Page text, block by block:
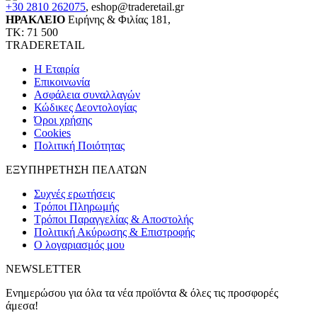
+30 2810 262075, eshop@traderetail.gr
ΗΡΑΚΛΕΙΟ Ειρήνης & Φιλίας 181,
ΤΚ: 71 500
TRADERETAIL
H Εταιρία
Eπικοινωνία
Ασφάλεια συναλλαγών
Κώδικες Δεοντολογίας
Όροι χρήσης
Cookies
Πολιτική Ποιότητας
ΕΞΥΠΗΡΕΤΗΣΗ ΠΕΛΑΤΩΝ
Συχνές ερωτήσεις
Τρόποι Πληρωμής
Τρόποι Παραγγελίας & Αποστολής
Πολιτική Ακύρωσης & Επιστροφής
Ο λογαριασμός μου
NEWSLETTER
Ενημερώσου για όλα τα νέα προϊόντα & όλες τις προσφορές
άμεσα!